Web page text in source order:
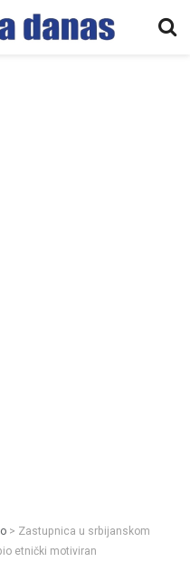
> Zastupnica u srbijanskom
etnički motiviran